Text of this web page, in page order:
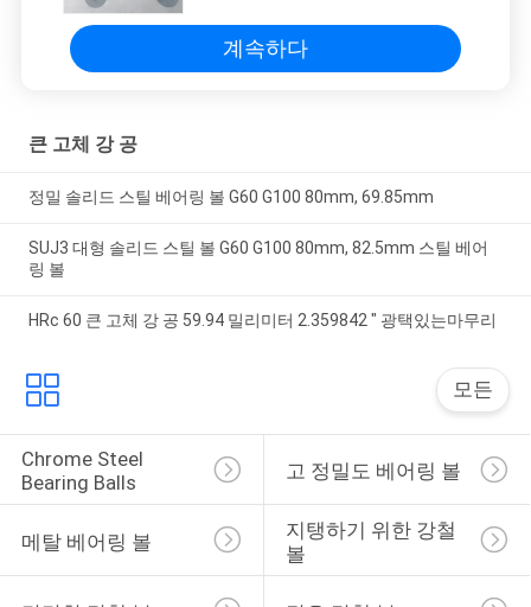
계속하다
큰 고체 강 공
정밀 솔리드 스틸 베어링 볼 G60 G100 80mm, 69.85mm
SUJ3 대형 솔리드 스틸 볼 G60 G100 80mm, 82.5mm 스틸 베어
링 볼
HRc 60 큰 고체 강 공 59.94 밀리미터 2.359842 " 광택있는마무리
모든
Chrome Steel
Bearing Balls
고 정밀도 베어링 볼
메탈 베어링 볼
지탱하기 위한 강철
볼